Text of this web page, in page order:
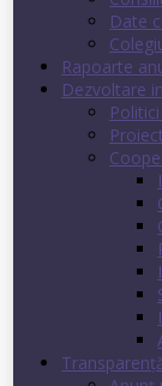
Date
Rapoarte
Dezvoltare